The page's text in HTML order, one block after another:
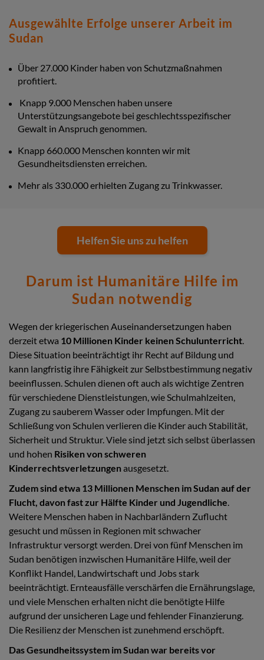
Ausgewählte Erfolge unserer Arbeit im
Sudan
Über 27.000 Kinder haben von Schutzmaßnahmen
profitiert.
Knapp 9.000 Menschen haben unsere
Unterstützungsangebote bei geschlechtsspezifischer
Gewalt in Anspruch genommen.
Knapp 660.000 Menschen konnten wir mit
Gesundheitsdiensten erreichen.
Mehr als 330.000 erhielten Zugang zu Trinkwasser.
Helfen Sie uns zu helfen
Darum ist Humanitäre Hilfe im
Sudan notwendig
Wegen der kriegerischen Auseinandersetzungen haben
derzeit etwa 10 Millionen Kinder keinen Schulunterricht
Diese Situation beeinträchtigt ihr Recht auf Bildung und
kann langfristig ihre Fähigkeit zur Selbstbestimmung negativ
beeinflussen. Schulen dienen oft auch als wichtige Zentren
für verschiedene Dienstleistungen, wie Schulmahlzeiten,
Zugang zu sauberem Wasser oder Impfungen. Mit der
Schließung von Schulen verlieren die Kinder auch Stabilität,
Sicherheit und Struktur. Viele sind jetzt sich selbst überlassen
und hohen Risiken von schweren
Kinderrechtsverletzungenausgesetzt.
Zudem sind etwa 13 Millionen Menschen im Sudan auf der
Flucht, davon fast zur Hälfte Kinder und Jugendliche
Weitere Menschen haben in Nachbarländern Zuflucht
gesucht und müssen in Regionen mit schwacher
Infrastruktur versorgt werden. Drei von fünf Menschen im
Sudan benötigen inzwischen Humanitäre Hilfe, weil der
Konflikt Handel, Landwirtschaft und Jobs stark
beeinträchtigt. Ernteausfälle verschärfen die Ernährungslage,
und viele Menschen erhalten nicht die benötigte Hilfe
aufgrund der unsicheren Lage und fehlender Finanzierung.
Die Resilienz der Menschen ist zunehmend erschöpft.
Das Gesundheitssystem im Sudan war bereits vor